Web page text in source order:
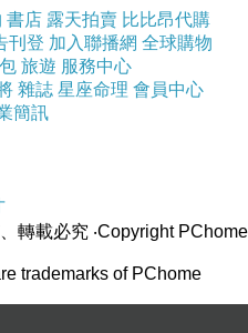
書店 露天拍賣 比比昂代購
刊登 加入聯播網 全球購物
旅遊 服務中心
雜誌 星座命理 會員中心
簡訊
轉載必究 ‧Copyright PChome
trademarks of PChome